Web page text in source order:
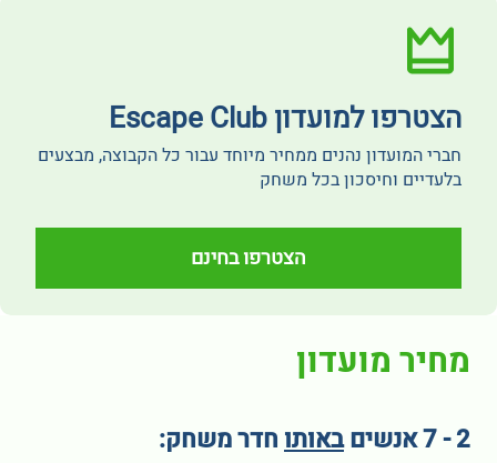
הצטרפו למועדון Escape Club
חברי המועדון נהנים ממחיר מיוחד עבור כל הקבוצה, מבצעים
בלעדיים וחיסכון בכל משחק
הצטרפו בחינם
מחיר מועדון
2 - 7 אנשים באותו חדר משחק: